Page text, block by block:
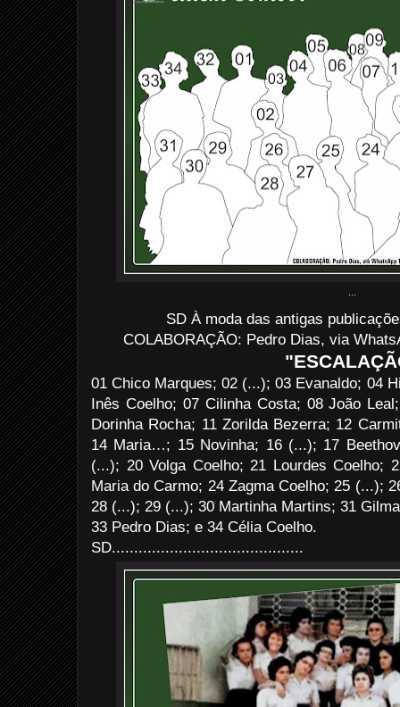
SD À moda das antigas
COLABORAÇÃO: Pedro Dias, via
01 Chico Marques; 02 (...); 03 Evanaldo; 04
Inês Coelho; 07 Cilinha Costa; 08 João
Dorinha Rocha; 11 Zorilda Bezerra; 12
14 Maria…; 15 Novinha; 16 (...); 17
(...); 20 Volga Coelho; 21 Lourdes Coelho;
Maria do Carmo; 24 Zagma Coelho; 25 (...);
28 (...); 29 (...); 30 Martinha Martins; 31
33 Pedro Dias; e 34 Célia Coelho.
SD...........................................